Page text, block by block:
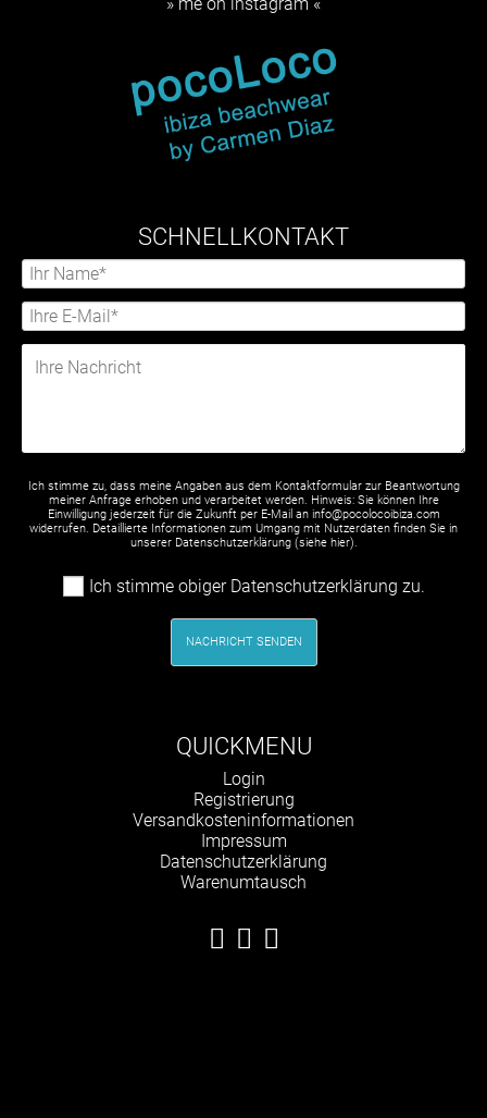
SCHNELLKONTAKT
Ich stimme zu, dass meine Angaben aus dem Kontaktformular zur Beantwortung
meiner Anfrage erhoben und verarbeitet werden. Hinweis: Sie können Ihre
Einwilligung jederzeit für die Zukunft per E-Mail an info@pocolocoibiza.com
widerrufen. Detaillierte Informationen zum Umgang mit Nutzerdaten finden Sie in
unserer Datenschutzerklärung (siehe hier).
Ich stimme obiger Datenschutzerklärung zu.
NACHRICHT SENDEN
QUICKMENU
Navigation
überspringen
Login
Registrierung
Versandkosteninformationen
Impressum
Datenschutzerklärung
Warenumtausch